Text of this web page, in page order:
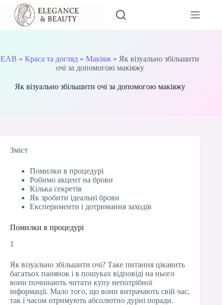
Перейти
вмісту
EAB »Краса та догляд »Макіяж » Як візуально збільшити
очі за допомогою макіяжу
Як візуально збільшити очі за допомогою макіяжу
Зміст
Помилки в процедурі
Робимо акцент на брови
Кілька секретів
Як зробити ідеальні брови
Експерименти і дотримання заходів
Помилки в процедурі
1
Як візуально збільшити очі? Таке питання цікавить
багатьох панянок і в пошуках відповіді на нього
вони починають читати купу непотрібної
інформації. Мало того, що вони витрачають свій час,
так і часом отримують абсолютно дурні поради.